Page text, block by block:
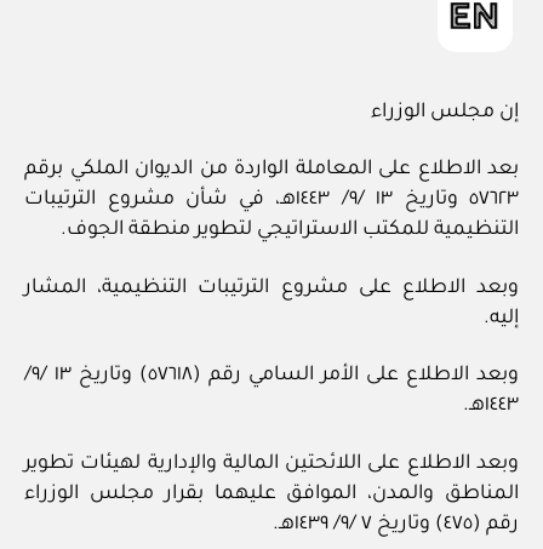
إن مجلس الوزراء
بعد الاطلاع على المعاملة الواردة من الديوان الملكي برقم
٥٧٦٢٣ وتاريخ ١٣ /٩/ ١٤٤٣هـ، في شأن مشروع الترتيبات
التنظيمية للمكتب الاستراتيجي لتطوير منطقة الجوف.
وبعد الاطلاع على مشروع الترتيبات التنظيمية، المشار
إليه.
وبعد الاطلاع على الأمر السامي رقم (٥٧٦١٨) وتاريخ ١٣ /٩/
١٤٤٣هـ.
وبعد الاطلاع على اللائحتين المالية والإدارية لهيئات تطوير
المناطق والمدن، الموافق عليهما بقرار مجلس الوزراء
رقم (٤٧٥) وتاريخ ٧ /٩/ ١٤٣٩هـ.